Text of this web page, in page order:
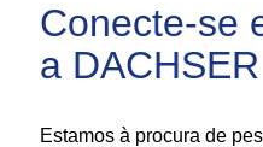
Conecte-se
a DACHSER
Estamos à procura de